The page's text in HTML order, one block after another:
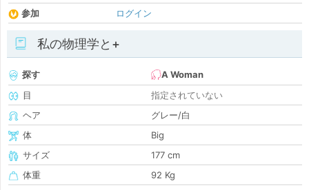
参加
ログイン
私の物理学と+
探す
A Woman
目
指定されていない
ヘア
グレー/白
体
Big
サイズ
177 cm
体重
92 Kg